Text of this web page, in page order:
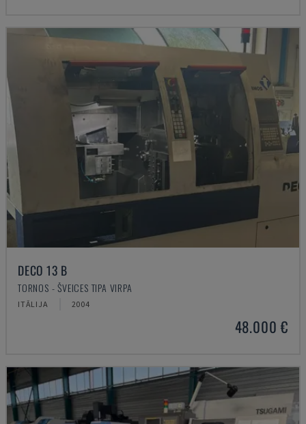
DECO 13 B
TORNOS - ŠVEICES TIPA VIRPA
ITĀLIJA 2004
48.000 €